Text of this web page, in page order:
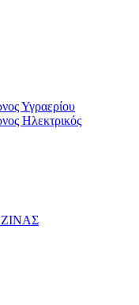
Υγραερίου
Ηλεκτρικός